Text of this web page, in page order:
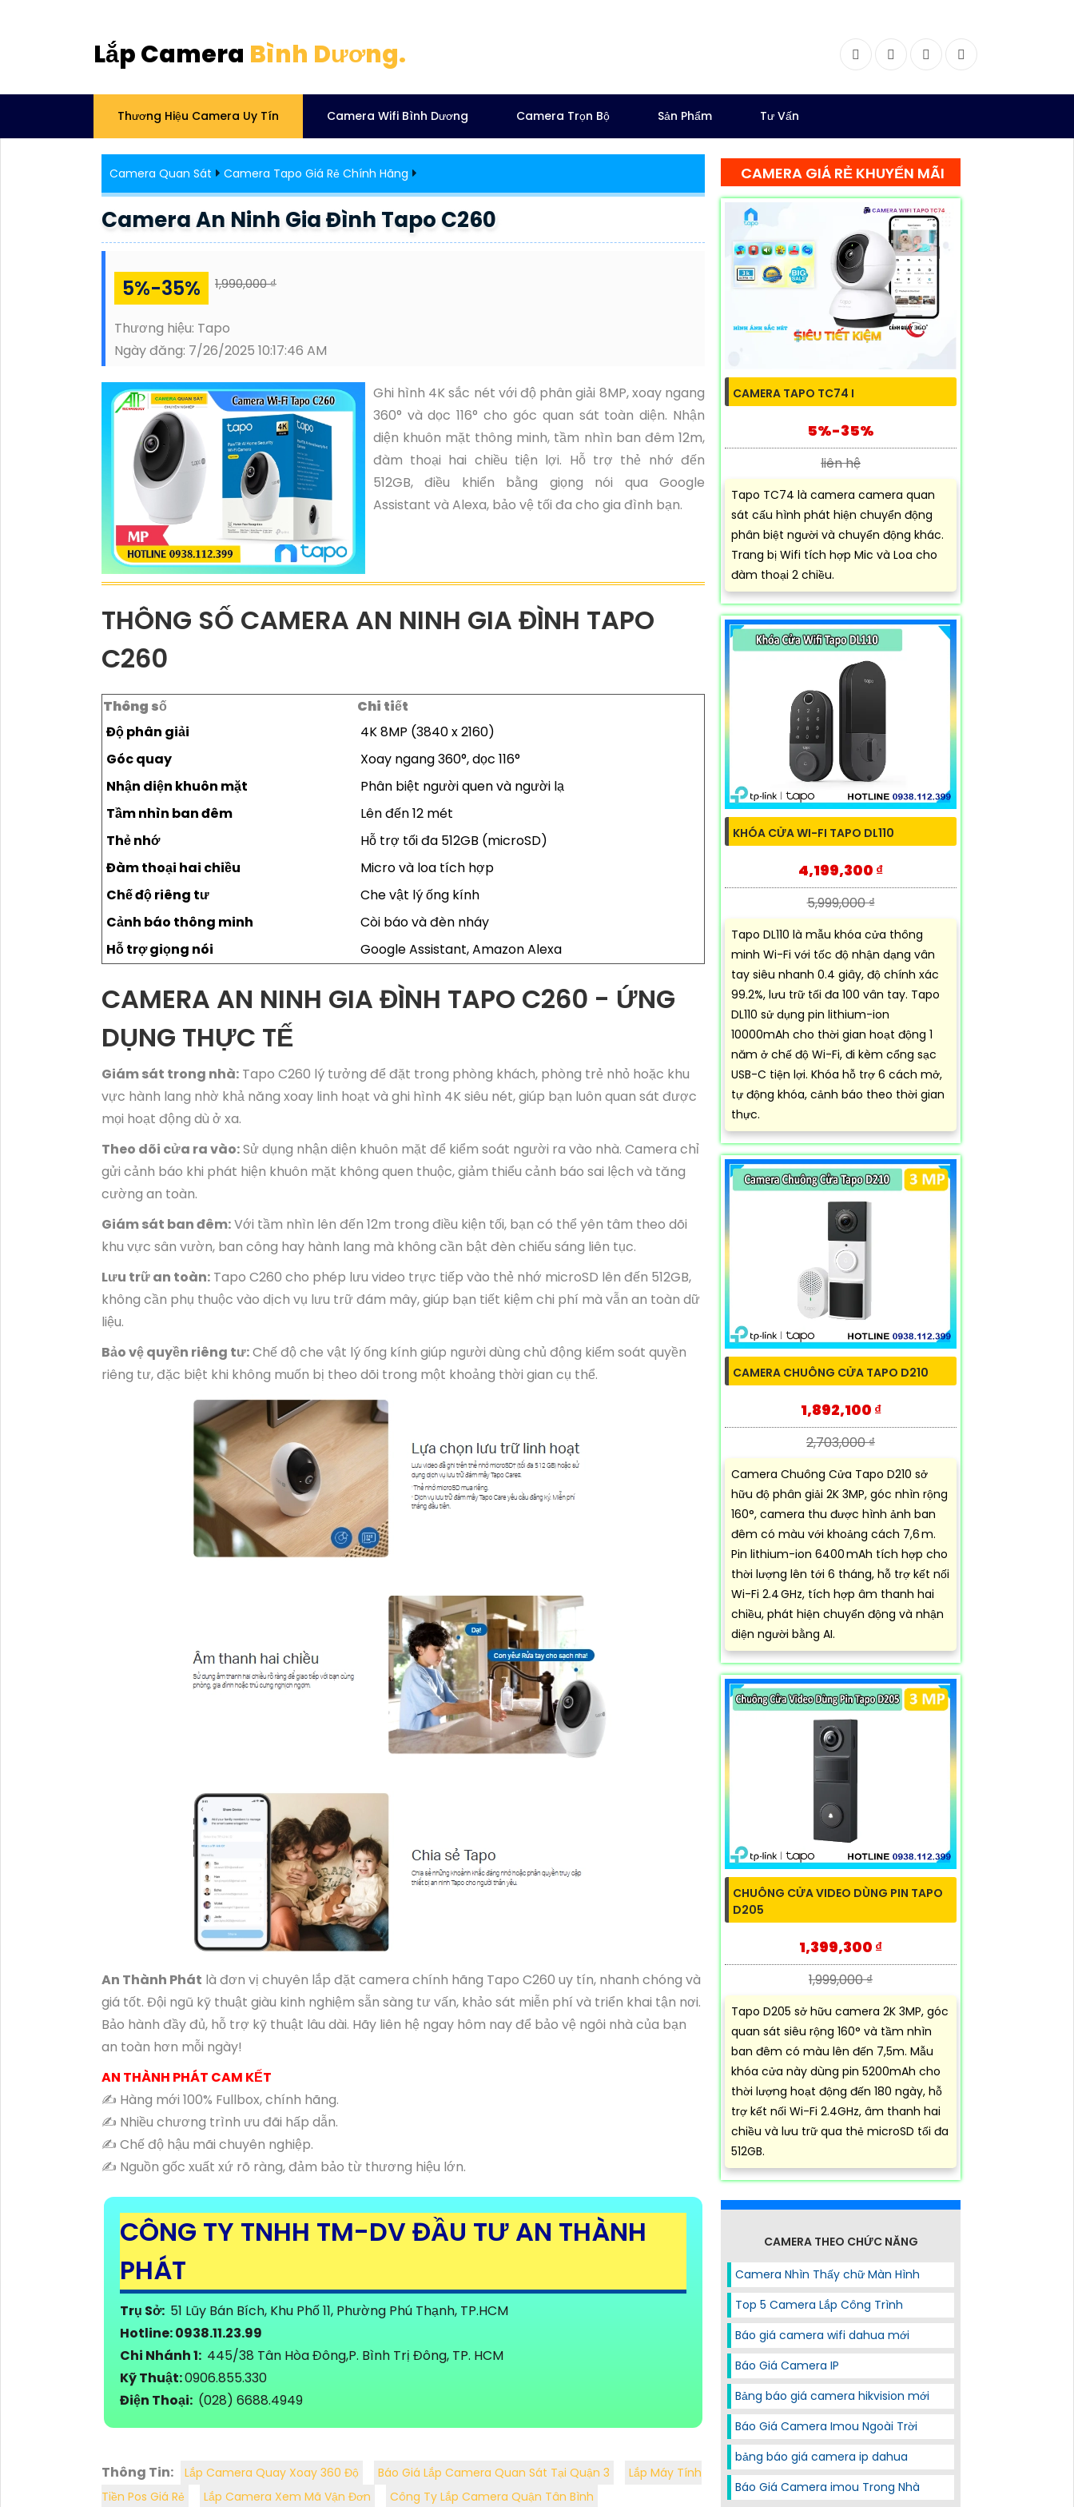
Lắp Camera Bình Dương. FacebookTwitter InstagramDribbble
Thương Hiệu Camera Uy Tín Camera Wifi Bình Dương Camera Trọn Bộ Sản Phẩm Tư Vấn
Camera Quan Sát Camera Tapo Giá Rẻ Chính Hãng
Camera An Ninh Gia Đình Tapo C260
5%-35% 1,990,000 ₫
Thương hiệu: Tapo
Ngày đăng: 7/26/2025 10:17:46 AM
Ghi hình 4K sắc nét với độ phân giải 8MP, xoay ngang
360° và dọc 116° cho góc quan sát toàn diện. Nhận
diện khuôn mặt thông minh, tầm nhìn ban đêm 12m,
đàm thoại hai chiều tiện lợi. Hỗ trợ thẻ nhớ đến
512GB, điều khiển bằng giọng nói qua Google
Assistant và Alexa, bảo vệ tối đa cho gia đình bạn.
THÔNG SỐ CAMERA AN NINH GIA ĐÌNH TAPO
C260
Thông số
Chi tiết
Độ phân giải
4K 8MP (3840 x 2160)
Góc quay
Xoay ngang 360°, dọc 116°
Nhận diện khuôn mặt
Phân biệt người quen và người lạ
Tầm nhìn ban đêm
Lên đến 12 mét
Thẻ nhớ
Hỗ trợ tối đa 512GB (microSD)
Đàm thoại hai chiều
Micro và loa tích hợp
Chế độ riêng tư
Che vật lý ống kính
Cảnh báo thông minh
Còi báo và đèn nháy
Hỗ trợ giọng nói
Google Assistant, Amazon Alexa
CAMERA AN NINH GIA ĐÌNH TAPO C260 - ỨNG
DỤNG THỰC TẾ
Giám sát trong nhà: Tapo C260 lý tưởng để đặt trong phòng khách, phòng trẻ nhỏ hoặc khu
vực hành lang nhờ khả năng xoay linh hoạt và ghi hình 4K siêu nét, giúp bạn luôn quan sát được
mọi hoạt động dù ở xa.
Theo dõi cửa ra vào:Sử dụng nhận diện khuôn mặt để kiểm soát người ra vào nhà. Camera chỉ
gửi cảnh báo khi phát hiện khuôn mặt không quen thuộc, giảm thiểu cảnh báo sai lệch và tăng
cường an toàn.
Giám sát ban đêm:Với tầm nhìn lên đến 12m trong điều kiện tối, bạn có thể yên tâm theo dõi
khu vực sân vườn, ban công hay hành lang mà không cần bật đèn chiếu sáng liên tục.
Lưu trữ an toàn: Tapo C260 cho phép lưu video trực tiếp vào thẻ nhớ microSD lên đến 512GB,
không cần phụ thuộc vào dịch vụ lưu trữ đám mây, giúp bạn tiết kiệm chi phí mà vẫn an toàn dữ
liệu.
Bảo vệ quyền riêng tư:Chế độ che vật lý ống kính giúp người dùng chủ động kiểm soát quyền
riêng tư, đặc biệt khi không muốn bị theo dõi trong một khoảng thời gian cụ thể.
An Thành Phát là đơn vị chuyên lắp đặt camera chính hãng Tapo C260 uy tín, nhanh chóng và
giá tốt. Đội ngũ kỹ thuật giàu kinh nghiệm sẵn sàng tư vấn, khảo sát miễn phí và triển khai tận nơi.
Bảo hành đầy đủ, hỗ trợ kỹ thuật lâu dài. Hãy liên hệ ngay hôm nay để bảo vệ ngôi nhà của bạn
an toàn hơn mỗi ngày!
AN THÀNH PHÁT CAM KẾT
✍️ Hàng mới 100% Fullbox, chính hãng.
✍️ Nhiều chương trình ưu đãi hấp dẫn.
✍️ Chế độ hậu mãi chuyên nghiệp.
✍️ Nguồn gốc xuất xứ rõ ràng, đảm bảo từ thương hiệu lớn.
CÔNG TY TNHH TM-DV ĐẦU TƯ AN THÀNH
PHÁT
Trụ Sở: 51 Lũy Bán Bích, Khu Phố 11, Phường Phú Thạnh, TP.HCM
Hotline: 0938.11.23.99
Chi Nhánh 1: 445/38 Tân Hòa Đông,P. Bình Trị Đông, TP. HCM
Kỹ Thuật:0906.855.330
Điện Thoại: (028) 6688.4949
Thông Tin: Lắp Camera Quay Xoay 360 Độ Báo Giá Lắp Camera Quan Sát Tại Quận 3
Lắp Máy Tính
Tiền Pos Giá Rẻ
Lắp Camera Xem Mã Vận Đơn Công Ty Lắp Camera Quận Tân Bình
CAMERA GIÁ RẺ KHUYẾN MÃI
CAMERA TAPO TC74 I
5%-35%
liên hệ
Tapo TC74 là camera camera quan
sát cấu hình phát hiện chuyển động
phân biệt người và chuyển động khác.
Trang bị Wifi tích hợp Mic và Loa cho
đàm thoại 2 chiều.
KHÓA CỬA WI-FI TAPO DL110
4,199,300 ₫
5,999,000 ₫
Tapo DL110 là mẫu khóa cửa thông
minh Wi-Fi với tốc độ nhận dạng vân
tay siêu nhanh 0.4 giây, độ chính xác
99.2%, lưu trữ tối đa 100 vân tay. Tapo
DL110 sử dụng pin lithium-ion
10000mAh cho thời gian hoạt động 1
năm ở chế độ Wi-Fi, đi kèm cổng sạc
USB-C tiện lợi. Khóa hỗ trợ 6 cách mở,
tự động khóa, cảnh báo theo thời gian
thực.
CAMERA CHUÔNG CỬA TAPO D210
1,892,100 ₫
2,703,000 ₫
Camera Chuông Cửa Tapo D210 sở
hữu độ phân giải 2K 3MP, góc nhìn rộng
160°, camera thu được hình ảnh ban
đêm có màu với khoảng cách 7,6 m.
Pin lithium-ion 6400 mAh tích hợp cho
thời lượng lên tới 6 tháng, hỗ trợ kết nối
Wi-Fi 2.4 GHz, tích hợp âm thanh hai
chiều, phát hiện chuyển động và nhận
diện người bằng AI.
CHUÔNG CỬA VIDEO DÙNG PIN TAPO
D205
1,399,300 ₫
1,999,000 ₫
Tapo D205 sở hữu camera 2K 3MP, góc
quan sát siêu rộng 160° và tầm nhìn
ban đêm có màu lên đến 7,5m. Mẫu
khóa cửa này dùng pin 5200mAh cho
thời lượng hoạt động đến 180 ngày, hỗ
trợ kết nối Wi-Fi 2.4GHz, âm thanh hai
chiều và lưu trữ qua thẻ microSD tối đa
512GB.
CAMERA THEO CHỨC NĂNG
Camera Nhìn Thấy chữ Màn Hình
Top 5 Camera Lắp Công Trình
Báo giá camera wifi dahua mới
Báo Giá Camera IP
Bảng báo giá camera hikvision mới
Báo Giá Camera Imou Ngoài Trời
bảng báo giá camera ip dahua
Báo Giá Camera imou Trong Nhà